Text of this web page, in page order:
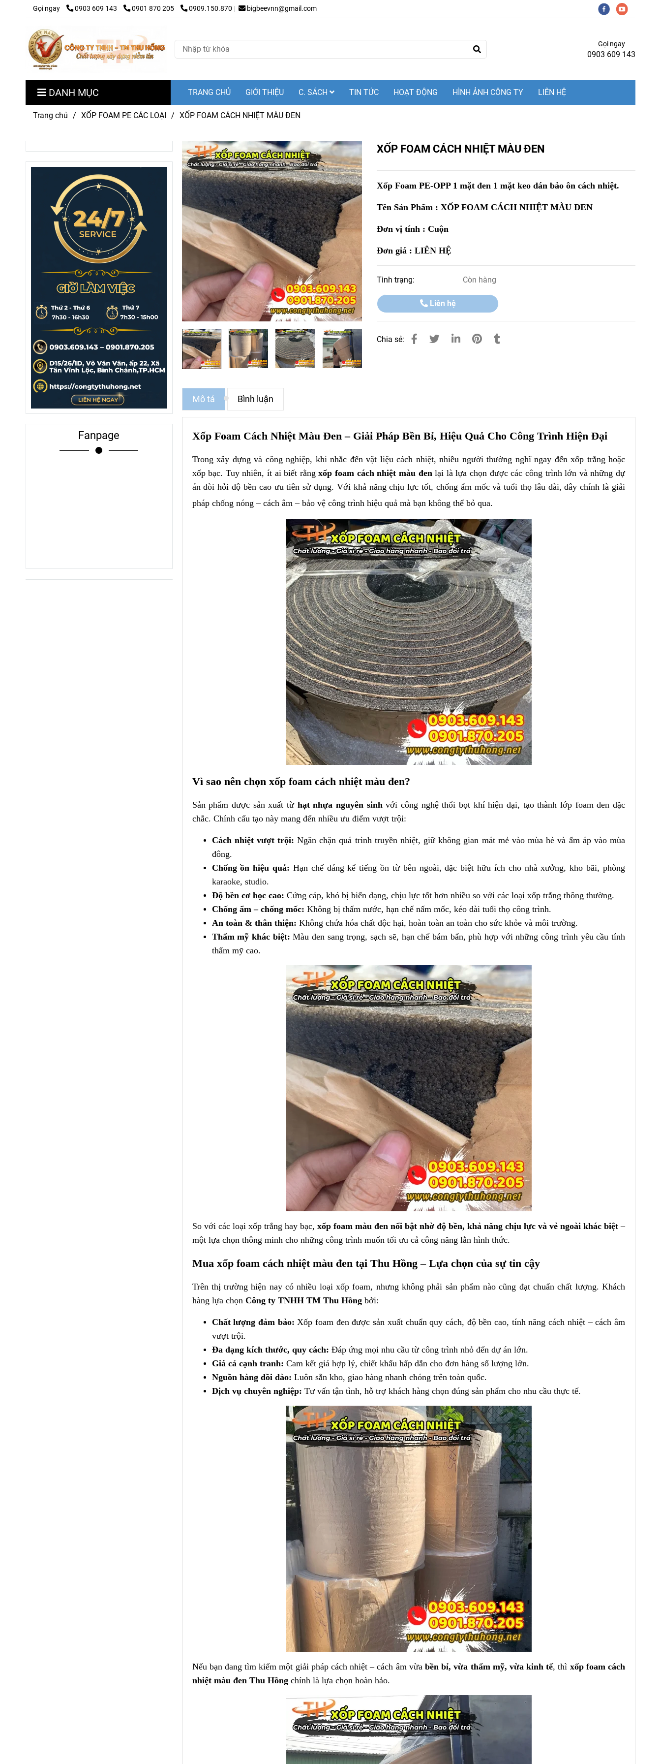
Gọi ngay 0903 609 143 0901 870 205 0909.150.870 bigbeevnn@gmail.com
Gọi ngay
0903 609 143
DANH MỤC TRANG CHỦ GIỚI THIỆU C. SÁCH TIN TỨC HOẠT ĐỘNG HÌNH ẢNH CÔNG TY LIÊN HỆ
Trang chủ / XỐP FOAM PE CÁC LOẠI / XỐP FOAM CÁCH NHIỆT MÀU ĐEN
XỐP FOAM CÁCH NHIỆT MÀU ĐEN
Xốp Foam PE-OPP 1 mặt đen 1 mặt keo dán bảo ôn cách nhiệt.
Tên Sản Phẩm : XỐP FOAM CÁCH NHIỆT MÀU ĐEN
Đơn vị tính : Cuộn
Đơn giá : LIÊN HỆ
Tình trạng: Còn hàng
Liên hệ
Chia sẻ:
Mô tả Bình luận
Xốp Foam Cách Nhiệt Màu Đen – Giải Pháp Bền Bỉ, Hiệu Quả Cho Công Trình Hiện Đại
Trong xây dựng và công nghiệp, khi nhắc đến vật liệu cách nhiệt, nhiều người thường nghĩ ngay đến xốp trắng hoặc
xốp bạc. Tuy nhiên, ít ai biết rằngxốp foam cách nhiệt màu đenlại là lựa chọn được các công trình lớn và những dự
án đòi hỏi độ bền cao ưu tiên sử dụng. Với khả năng chịu lực tốt, chống ẩm mốc và tuổi thọ lâu dài, đây chính là giải
pháp chống nóng – cách âm – bảo vệ công trình hiệu quả mà bạn không thể bỏ qua.
Vì sao nên chọn xốp foam cách nhiệt màu đen?
Sản phẩm được sản xuất từ hạt nhựa nguyên sinhvới công nghệ thổi bọt khí hiện đại, tạo thành lớp foam đen đặc
chắc. Chính cấu tạo này mang đến nhiều ưu điểm vượt trội:
Cách nhiệt vượt trội: Ngăn chặn quá trình truyền nhiệt, giữ không gian mát mẻ vào mùa hè và ấm áp vào mùa
đông.
Chống ồn hiệu quả: Hạn chế đáng kể tiếng ồn từ bên ngoài, đặc biệt hữu ích cho nhà xưởng, kho bãi, phòng
karaoke, studio.
Độ bền cơ học cao: Cứng cáp, khó bị biến dạng, chịu lực tốt hơn nhiều so với các loại xốp trắng thông thường.
Chống ẩm – chống mốc: Không bị thấm nước, hạn chế nấm mốc, kéo dài tuổi thọ công trình.
An toàn & thân thiện: Không chứa hóa chất độc hại, hoàn toàn an toàn cho sức khỏe và môi trường.
Thẩm mỹ khác biệt: Màu đen sang trọng, sạch sẽ, hạn chế bám bẩn, phù hợp với những công trình yêu cầu tính
thẩm mỹ cao.
So với các loại xốp trắng hay bạc, xốp foam màu đen nổi bật nhờ độ bền, khả năng chịu lực và vẻ ngoài khác biệt–
một lựa chọn thông minh cho những công trình muốn tối ưu cả công năng lẫn hình thức.
Mua xốp foam cách nhiệt màu đen tại Thu Hồng – Lựa chọn của sự tin cậy
Trên thị trường hiện nay có nhiều loại xốp foam, nhưng không phải sản phẩm nào cũng đạt chuẩn chất lượng. Khách
hàng lựa chọn Công ty TNHH TM Thu Hồngbởi:
Chất lượng đảm bảo: Xốp foam đen được sản xuất chuẩn quy cách, độ bền cao, tính năng cách nhiệt – cách âm
vượt trội.
Đa dạng kích thước, quy cách: Đáp ứng mọi nhu cầu từ công trình nhỏ đến dự án lớn.
Giá cả cạnh tranh: Cam kết giá hợp lý, chiết khấu hấp dẫn cho đơn hàng số lượng lớn.
Nguồn hàng dồi dào: Luôn sẵn kho, giao hàng nhanh chóng trên toàn quốc.
Dịch vụ chuyên nghiệp: Tư vấn tận tình, hỗ trợ khách hàng chọn đúng sản phẩm cho nhu cầu thực tế.
Nếu bạn đang tìm kiếm một giải pháp cách nhiệt – cách âm vừabền bỉ, vừa thẩm mỹ, vừa kinh tế, thì xốp foam cách
nhiệt màu đen Thu Hồngchính là lựa chọn hoàn hảo.
Fanpage